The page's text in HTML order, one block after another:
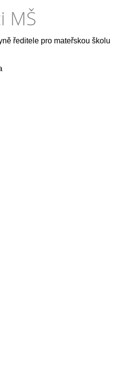
MŠ
ředitele pro mateřskou školu